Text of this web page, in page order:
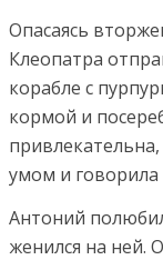
Опасаясь
Клеопатра
корабле с
кормой и
умом и говорила
Антоний
женился на ней.